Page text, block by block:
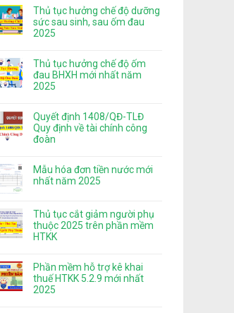
Thủ tục hưởng chế độ dưỡng
sức sau sinh, sau ốm đau
2025
Thủ tục hưởng chế độ ốm
đau BHXH mới nhất năm
2025
Quyết định 1408/QĐ-TLĐ
Quy định về tài chính công
đoàn
Mẫu hóa đơn tiền nước mới
nhất năm 2025
Thủ tục cắt giảm người phụ
thuộc 2025 trên phần mềm
HTKK
Phần mềm hỗ trợ kê khai
thuế HTKK 5.2.9 mới nhất
2025